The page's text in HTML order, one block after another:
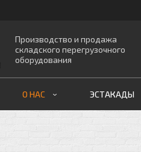
Производство и продажа
складского перегрузочного
оборудования
О НАС ЭСТАКАДЫ